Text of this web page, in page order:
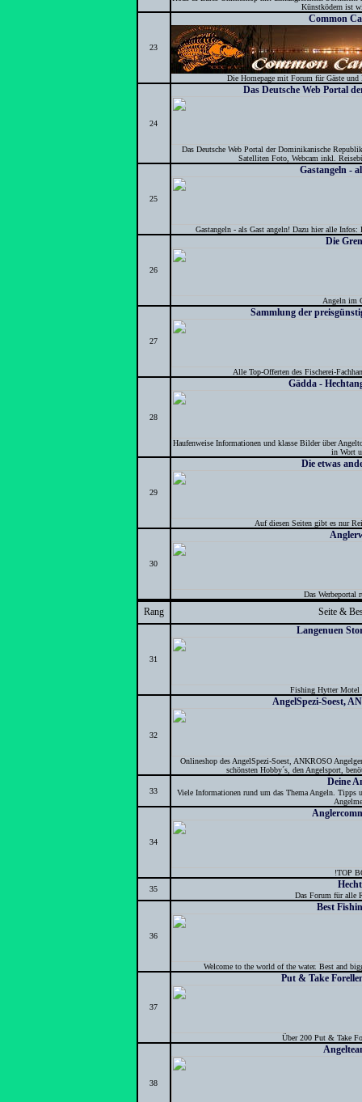
Künstködern ist
23
Common
Die Homepage mit Forum für Gäste
24
Das Deutsche Web Portal
Das Deutsche Web Portal der Dominikanische
Satelliten Foto, Webcam inkl.
25
Gastangeln -
Gastangeln - als Gast angeln! Dazu hier alle Infos:
26
Die
Angeln im
27
Sammlung der
Alle Top-Offerten des Fischerei-
28
Gädda -
Haufenweise Informationen und klasse Bilder über
in Wort
29
Die etwas
Auf diesen Seiten gibt es nur
30
Das Werbeportal
Rang Seite &
31
Langenuen
Fishing Hytter Motel
32
AngelSpezi-Soest,
Onlineshop des AngelSpezi-Soest, ANKROSO
schönsten Hobby´s, den Angelsport,
33
Deine
Viele Informationen rund um das Thema Angeln. Tipps
34
!TOP
35
Das Forum für alle
36
Best
Welcome to the world of the water. Best and
37
Put & Take
Über 200 Put & Take
38